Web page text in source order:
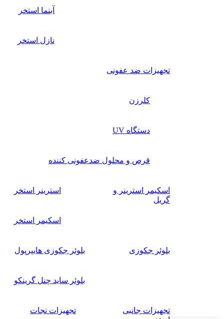
آبنما استخر
نازل استخر
تجهیزات ضد عفونی
کلرزن
دستگاه UV
قرص و محلول ضدعفونی کننده
اسکیمر استرینر و
گریل
استرینر استخر
اسکیمر استخر
بلوئر جکوزی بلوئر جکوزی هایپرپول
بلوئر ساید چنل گرینکو
تجهیزات جانبی
تجهیزات نجات